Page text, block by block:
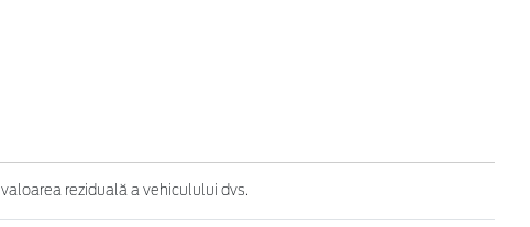
reziduală a vehiculului dvs.